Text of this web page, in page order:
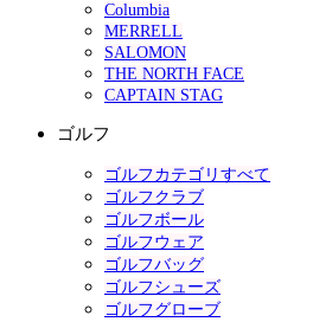
Columbia
MERRELL
SALOMON
THE NORTH FACE
CAPTAIN STAG
ゴルフ
ゴルフカテゴリすべて
ゴルフクラブ
ゴルフボール
ゴルフウェア
ゴルフバッグ
ゴルフシューズ
ゴルフグローブ